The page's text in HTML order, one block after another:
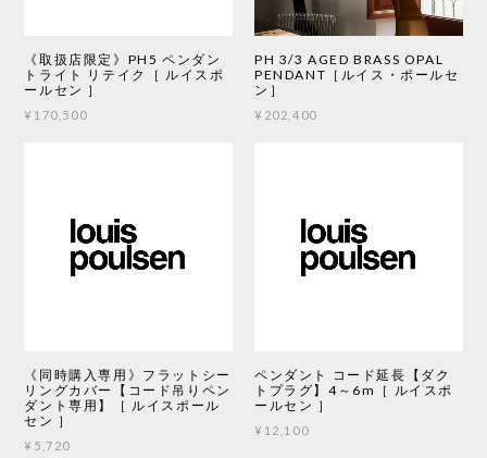
《取扱店限定》PH5 ペンダン
トライト リテイク［ ルイスポ
ールセン ］
¥170,500
PH 3/3 AGED BRASS OPAL
PENDANT［ルイス・ポールセ
ン］
¥202,400
《同時購入専用》フラットシー
リングカバー【コード吊りペン
ダント専用】［ ルイスポール
セン ］
¥5,720
ペンダント コード延長【ダク
トプラグ】4～6m［ ルイスポ
ールセン ］
¥12,100